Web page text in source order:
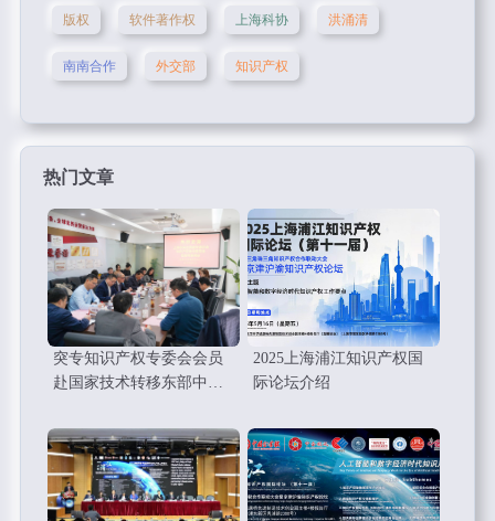
版权 软件著作权 上海科协 洪涌清
南南合作 外交部 知识产权
热门文章
突专知识产权专委会会员
赴国家技术转移东部中心
2025上海浦江知识产权国
际论坛介绍